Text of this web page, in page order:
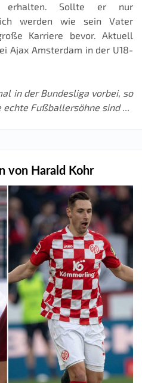
erhalten. Sollte er nur
werden wie sein Vater
Karriere bevor. Aktuell
Ajax Amsterdam in der U18-
in der Bundesliga vorbei, so
echte Fußballersöhne sind ...
von Harald Kohr